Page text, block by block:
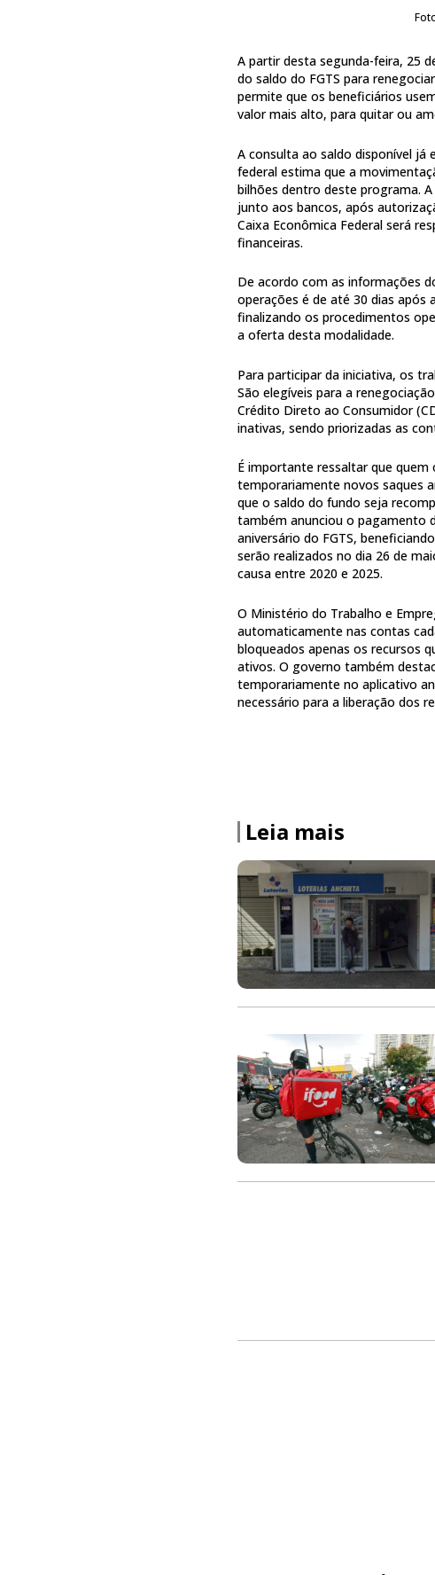
A partir desta segunda-feira, 25
do saldo do FGTS para
permite que os beneficiários
valor mais alto, para quitar ou
A consulta ao saldo disponível já
federal estima que a
bilhões dentro deste programa.
junto aos bancos, após
Caixa Econômica Federal será
financeiras.
De acordo com as informações
operações é de até 30 dias após
finalizando os procedimentos
a oferta desta modalidade.
Para participar da iniciativa, os
São elegíveis para a
Crédito Direto ao Consumidor
inativas, sendo priorizadas as
É importante ressaltar que
temporariamente novos saques
que o saldo do fundo seja
também anunciou o pagamento
aniversário do FGTS,
serão realizados no dia 26 de
causa entre 2020 e 2025.
O Ministério do Trabalho e
automaticamente nas contas
bloqueados apenas os recursos
ativos. O governo também
temporariamente no aplicativo
necessário para a liberação dos
Leia mais